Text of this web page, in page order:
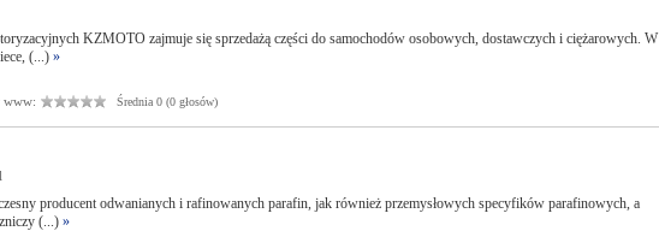
KZMOTO zajmuje się sprzedażą części do samochodów osobowych, dostawczych i ciężarowych. W
(...) »
www:
Średnia 0 (0 głosów)
producent odwanianych i rafinowanych parafin, jak również przemysłowych specyfików parafinowych, a
(...) »